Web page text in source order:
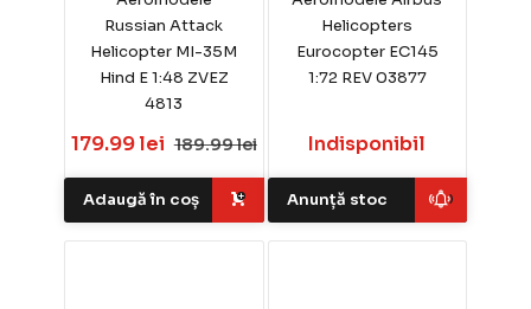
Russian Attack
Helicopter MI-35M
Hind E 1:48 ZVEZ
4813
179.99 lei 189.99 lei
Adaugă în coș
Helicopters
Eurocopter EC145
1:72 REV 03877
Indisponibil
Anunță stoc